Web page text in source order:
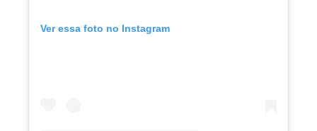
Ver essa foto no Instagram